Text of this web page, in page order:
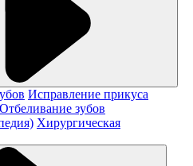
Исправление прикуса
Отбеливание зубов
Хирургическая